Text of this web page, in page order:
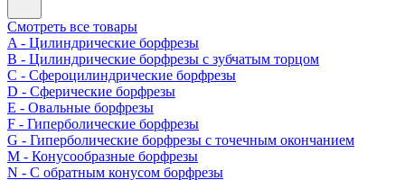
Смотреть все товары
A - Цилиндрические борфрезы
B - Цилиндрические борфрезы с зубчатым торцом
C - Сфероцилиндрические борфрезы
D - Сферические борфрезы
E - Овальные борфрезы
F - Гиперболические борфрезы
G - Гиперболические борфрезы с точечным окончанием
M - Конусообразные борфрезы
N - С обратным конусом борфрезы